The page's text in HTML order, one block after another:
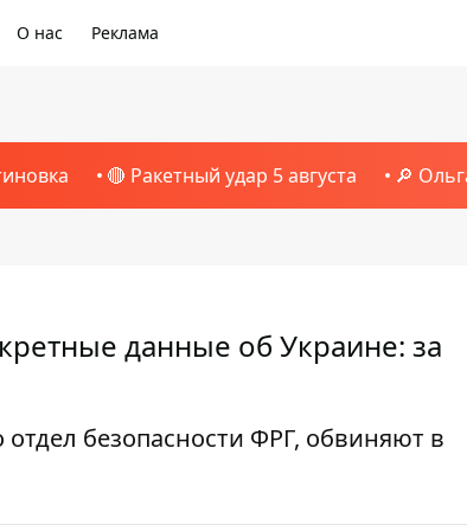
О нас Реклама
🔴 Ракетный удар 5 августа 🔎
данные об Украине: за
безопасности ФРГ, обвиняют в